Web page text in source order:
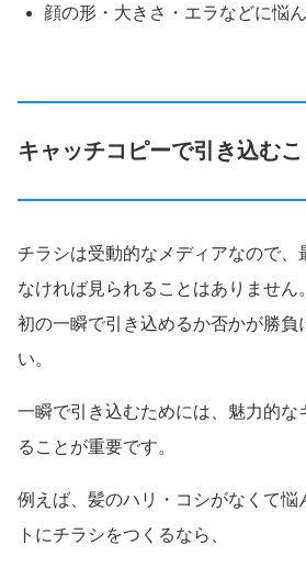
顔の形・大きさ・エラなどに悩
キャッチコピーで引き込む
チラシは受動的なメディアなので、
なければ見られることはありません
初の一瞬で引き込めるか否かが勝負
い。
一瞬で引き込むためには、魅力的な
ることが重要です。
例えば、髪のハリ・コシがなくて悩
トにチラシをつくるなら、